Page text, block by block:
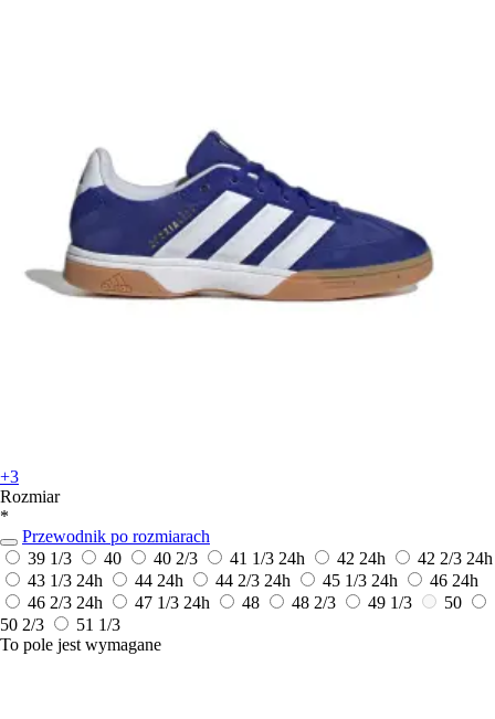
+3
Rozmiar
*
Przewodnik po rozmiarach
39 1/3
40 40 2/3 41 1/3 24h 42 24h 42 2/3 24h
43 1/3 24h 44 24h 44 2/3 24h 45 1/3 24h 46 24h
46 2/3 24h 47 1/3 24h 48 48 2/3 49 1/3
50
50 2/3
51 1/3
To pole jest wymagane